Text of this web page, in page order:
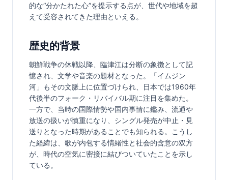
的な“分かたれた心”を提示する点が、世代や地域を超
えて受容されてきた理由といえる。
歴史的背景
朝鮮戦争の休戦以降、臨津江は分断の象徴として記
憶され、文学や音楽の題材となった。「イムジン
河」もその文脈上に位置づけられ、日本では1960年
代後半のフォーク・リバイバル期に注目を集めた。
一方で、当時の国際情勢や国内事情に鑑み、流通や
放送の扱いが慎重になり、シングル発売が中止・見
送りとなった時期があることでも知られる。こうし
た経緯は、歌が内包する情緒性と社会的含意の双方
が、時代の空気に密接に結びついていたことを示し
ている。